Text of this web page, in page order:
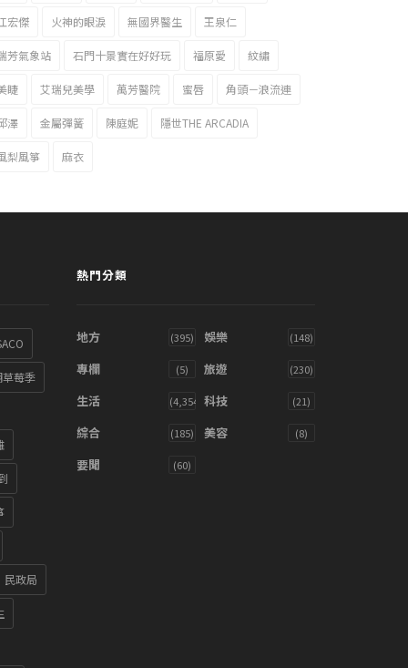
宏傑 火神的眼淚 無國界醫生 王泉仁
芳氣象站 石門十景實在好好玩 福原愛 紋繡
睫 艾瑞兒美學 萬芳醫院 蜜唇 角頭－浪流連
澤 金屬彈簧 陳庭妮 隱世THE ARCADIA
梨風箏 麻衣
草莓季
民政局
熱門分類
地方 (395) 娛樂 (148)
專欄 (5) 旅遊 (230)
生活 (4,354) 科技 (21)
綜合 (185) 美容 (8)
要聞 (60)